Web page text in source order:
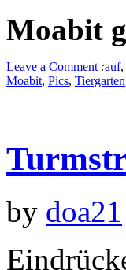
Moabit
Leave a Comment :auf,
Moabit, Pics, Tiergarten
by doa21